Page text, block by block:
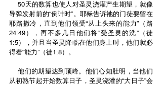
    50天的数算也使人对圣灵浇灌产生期望，就像
导弹发射前的“倒计时”。耶稣告诉祂的门徒要留在
耶路撒冷，直到他们领受“从上头来的能力”（路
24:49），再不多几日他们将“受圣灵的洗”（徒
1:5），并且当圣灵降临在他们身上时，他们就必
得着“能力”（徒1:8）。
    他们的期望达到顶峰。他们心知肚明，当他们
从初熟节起开始数算日子，圣灵浇灌的“大日子”会